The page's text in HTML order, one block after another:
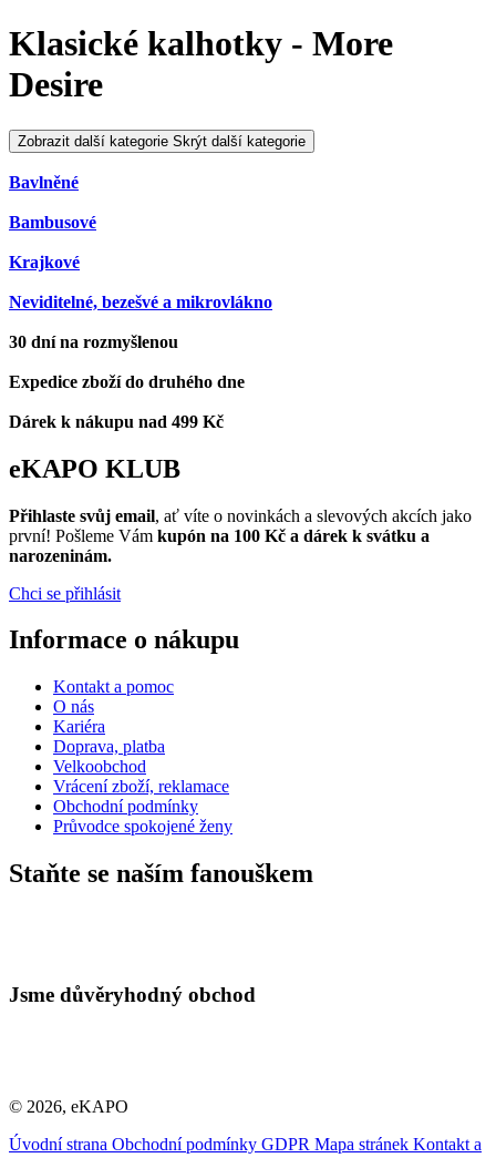
Klasické kalhotky - More
Desire
Zobrazit další kategorie Skrýt další kategorie
Bavlněné
Bambusové
Krajkové
Neviditelné, bezešvé a mikrovlákno
30 dní na rozmyšlenou
Expedice zboží do druhého dne
Dárek k nákupu nad 499 Kč
eKAPO KLUB
Přihlaste svůj email, ať víte o novinkách a slevových akcích jako
první! Pošleme Vám kupón na 100 Kč a dárek k svátku a
narozeninám.
Chci se přihlásit
Informace o nákupu
Kontakt a pomoc
O nás
Kariéra
Doprava, platba
Velkoobchod
Vrácení zboží, reklamace
Obchodní podmínky
Průvodce spokojené ženy
Staňte se naším fanouškem
Jsme důvěryhodný obchod
© 2026, eKAPO
Úvodní strana Obchodní podmínky GDPR Mapa stránek Kontakt a